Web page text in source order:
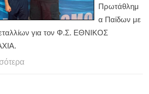
Πρωτάθλημ
α Παίδων με
για τον Φ.Σ. ΕΘΝΙΚΟΣ